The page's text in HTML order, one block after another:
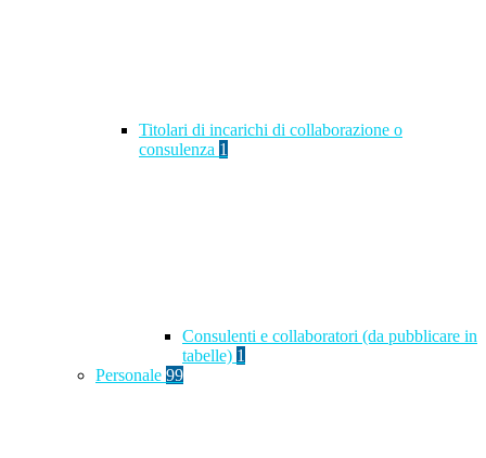
Titolari di incarichi di collaborazione o
consulenza 1
Consulenti e collaboratori (da pubblicare in
tabelle) 1
Personale 99